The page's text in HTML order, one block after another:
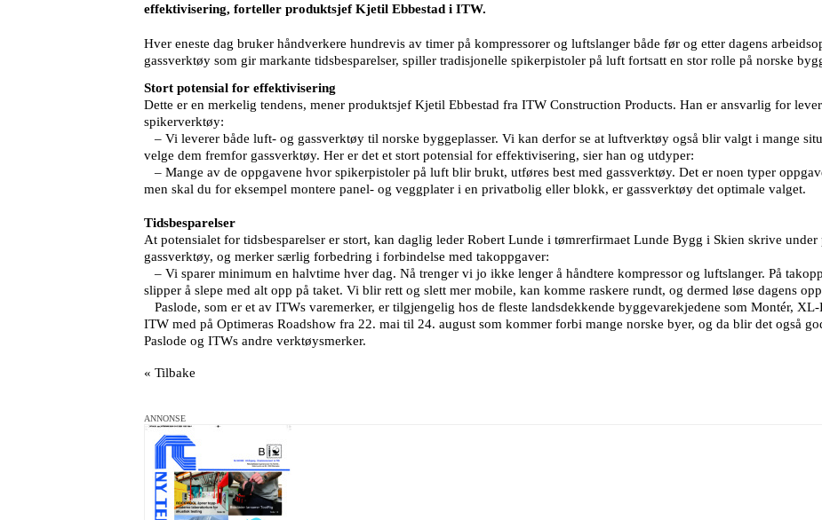
effektivisering, forteller produktsjef Kjetil Ebbestad i ITW.
Hver eneste dag bruker håndverkere hundrevis av timer på kompressorer og luftslanger både før og etter dagens
gassverktøy som gir markante tidsbesparelser, spiller tradisjonelle spikerpistoler på luft fortsatt en stor rolle på norske
Stort potensial for effektivisering
Dette er en merkelig tendens, mener produktsjef Kjetil Ebbestad fra ITW Construction Products. Han er ansvarlig for
spikerverktøy:
– Vi leverer både luft- og gassverktøy til norske byggeplasser. Vi kan derfor se at luftverktøy også blir valgt i mange
velge dem fremfor gassverktøy. Her er det et stort potensial for effektivisering, sier han og utdyper:
– Mange av de oppgavene hvor spikerpistoler på luft blir brukt, utføres best med gassverktøy. Det er noen typer
men skal du for eksempel montere panel- og veggplater i en privatbolig eller blokk, er gassverktøy det optimale valget.
Tidsbesparelser
At potensialet for tidsbesparelser er stort, kan daglig leder Robert Lunde i tømrerfirmaet Lunde Bygg i Skien skrive
gassverktøy, og merker særlig forbedring i forbindelse med takoppgaver:
– Vi sparer minimum en halvtime hver dag. Nå trenger vi jo ikke lenger å håndtere kompressor og luftslanger. På
slipper å slepe med alt opp på taket. Vi blir rett og slett mer mobile, kan komme raskere rundt, og dermed løse dagens
Paslode, som er et av ITWs varemerker, er tilgjengelig hos de fleste landsdekkende byggevarekjedene som Montér,
ITW med på Optimeras Roadshow fra 22. mai til 24. august som kommer forbi mange norske byer, og da blir det også
Paslode og ITWs andre verktøysmerker.
« Tilbake
ANNONSE